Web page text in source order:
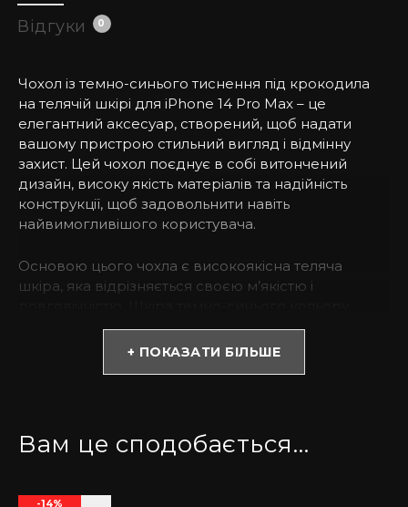
Відгуки
0
Чохол із темно-синього тиснення під крокодила
на телячій шкірі для iPhone 14 Pro Max – це
елегантний аксесуар, створений, щоб надати
вашому пристрою стильний вигляд і відмінну
захист. Цей чохол поєднує в собі витончений
дизайн, високу якість матеріалів та надійність
конструкції, щоб задовольнити навіть
найвимогливішого користувача.
Основою цього чохла є високоякісна теляча
шкіра, яка відрізняється своєю м’якістю і
надає чохлу елегантний та розкішний вигляд,
створюючи стильний акцент, який доповнить ваш
Цей чохол точно вирізаний під форму iPhone 14
+ ПОКАЗАТИ БІЛЬШЕ
Вам це сподобається…
-14%